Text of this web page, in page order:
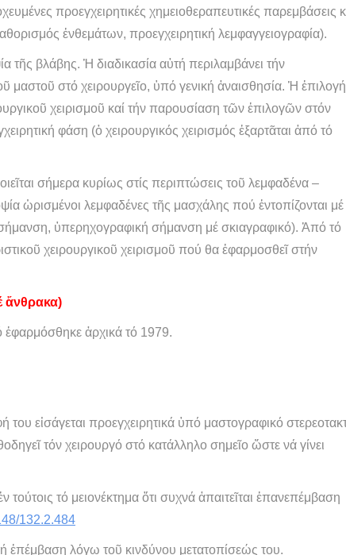
προεγχειρητικές χημειοθεραπευτικές παρεμβάσεις
ἐνθεμάτων, προεγχειρητική λεμφαγγειογραφία).
τῆς βλάβης. Ἡ διαδικασία αὐτή περιλαμβάνει τήν
μαστοῦ στό χειρουργεῖο, ὑπό γενική ἀναισθησία. Ἡ ἐπιλογή
χειρισμοῦ καί τήν παρουσίαση τῶν ἐπιλογῶν στόν
φάση (ὁ χειρουργικός χειρισμός ἐξαρτᾶται ἀπό τό
σήμερα κυρίως στίς περιπτώσεις τοῦ λεμφαδένα –
ὡρισμένοι λεμφαδένες τῆς μασχάλης πού ἐντοπίζονται μέ
ὑπερηχογραφική σήμανση μέ σκιαγραφικό). Ἀπό τό
χειρουργικοῦ χειρισμοῦ πού θα ἐφαρμοσθεῖ στήν
ἄνθρακα)
ἀρχικά τό 1979.
εἰσάγεται προεγχειρητικά ὑπό μαστογραφικό
τόν χειρουργό στό κατάλληλο σημεῖο ὥστε νά γίνει
τό μειονέκτημα ὅτι συχνά ἀπαιτεῖται ἐπανεπέμβαση
132.2.484
ἐπέμβαση λόγῳ τοῦ κινδύνου μετατοπίσεώς του.